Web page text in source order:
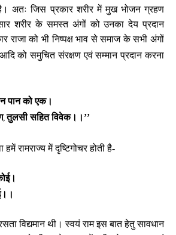
है। अतः जिस प्रकार शरीर में मुख भोजन ग्रहण
शरीर के समस्त अंगों को उनका देय प्रदान
राजा को भी निष्पक्ष भाव से समाज के सभी अंगों
आदि को समुचित संरक्षण एवं सम्मान प्रदान करना
पान को एक।
, तुलसी सहित विवेक।।’’
रामराज्य में दृष्टिगोचर होती है-
विद्यमान थी। स्वयं राम इस बात हेतु सावधान